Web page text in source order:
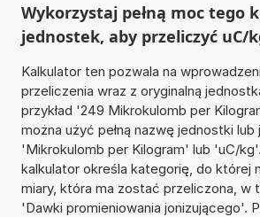
Wykorzystaj pełną moc tego
jednostek, aby przeliczyć uC/
Kalkulator ten pozwala na
przeliczenia wraz z oryginalną
przykład '249 Mikrokulomb per
można użyć pełną nazwę jednostki lub
'Mikrokulomb per Kilogram' lub 'uC/
kalkulator określa kategorię, do której
miary, która ma zostać przeliczona, w
'Dawki promieniowania jonizującego'.